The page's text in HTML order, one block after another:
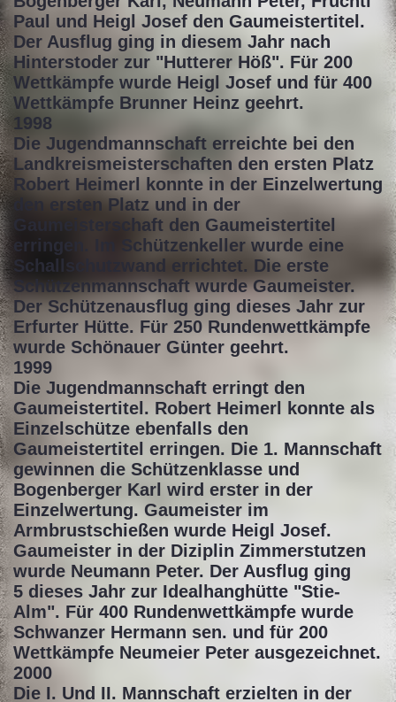
Paul und Heigl Josef den Gaumeistertitel.
Der Ausflug ging in diesem Jahr nach
Hinterstoder zur "Hutterer Höß". Für 200
Wettkämpfe wurde Heigl Josef und für 400
Wettkämpfe Brunner Heinz geehrt.
1998
Die Jugendmannschaft erreichte bei den
Landkreismeisterschaften den ersten Platz
Robert Heimerl konnte in der Einzelwertung
den ersten Platz und in der
Gaumeisterschaft den Gaumeistertitel
erringen. Im Schützenkeller wurde eine
Schallschutzwand errichtet. Die erste
Schützenmannschaft wurde Gaumeister.
Der Schützenausflug ging dieses Jahr zur
Erfurter Hütte. Für 250 Rundenwettkämpfe
wurde Schönauer Günter geehrt.
1999
Die Jugendmannschaft erringt den
Gaumeistertitel. Robert Heimerl konnte als
Einzelschütze ebenfalls den
Gaumeistertitel erringen. Die 1. Mannschaft
gewinnen die Schützenklasse und
Bogenberger Karl wird erster in der
Einzelwertung. Gaumeister im
Armbrustschießen wurde Heigl Josef.
Gaumeister in der Diziplin Zimmerstutzen
wurde Neumann Peter. Der Ausflug ging
5 dieses Jahr zur Idealhanghütte "Stie-
Alm". Für 400 Rundenwettkämpfe wurde
Schwanzer Hermann sen. und für 200
Wettkämpfe Neumeier Peter ausgezeichnet.
2000
Die I. Und II. Mannschaft erzielten in der